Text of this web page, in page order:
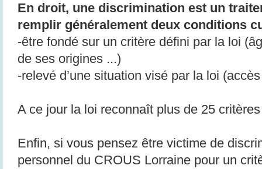
En droit, une discrimination est un
remplir généralement deux conditions
-être fondé sur un critère défini par la loi
de ses origines ...)
-relevé d’une situation visé par la loi
A ce jour la loi reconnaît plus de 25
Enfin, si vous pensez être victime de
personnel du CROUS Lorraine pour un